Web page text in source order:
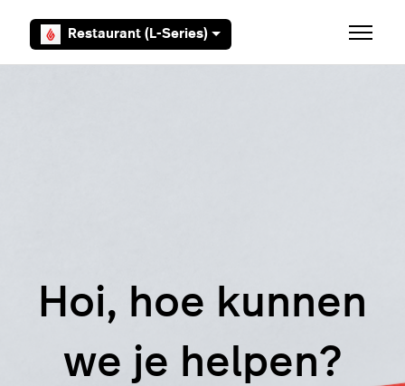
Restaurant (L-Series)
Hoi, hoe kunnen
we je helpen?